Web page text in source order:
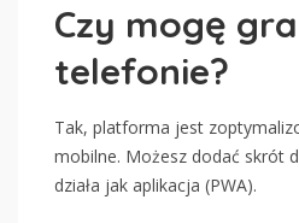
Czy mogę
telefonie?
Tak, platforma jest
mobilne. Możesz dodać skrót
działa jak aplikacja (PWA).